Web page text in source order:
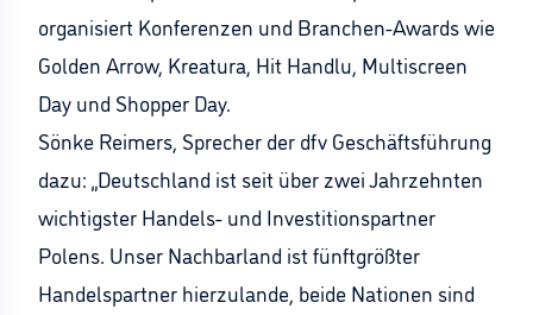
organisiert Konferenzen und Branchen-Awards wie
Golden Arrow, Kreatura, Hit Handlu, Multiscreen
Day und Shopper Day.
Sönke Reimers, Sprecher der dfv Geschäftsführung
dazu: „Deutschland ist seit über zwei Jahrzehnten
wichtigster Handels- und Investitionspartner
Polens. Unser Nachbarland ist fünftgrößter
Handelspartner hierzulande, beide Nationen sind